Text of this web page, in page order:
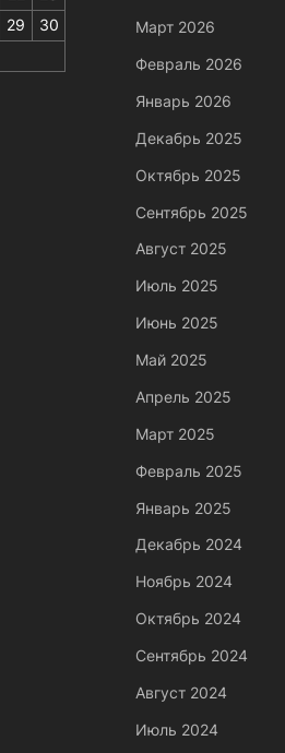
29
30
Март 2026
Февраль 2026
Январь 2026
Декабрь 2025
Октябрь 2025
Сентябрь 2025
Август 2025
Июль 2025
Июнь 2025
Май 2025
Апрель 2025
Март 2025
Февраль 2025
Январь 2025
Декабрь 2024
Ноябрь 2024
Октябрь 2024
Сентябрь 2024
Август 2024
Июль 2024